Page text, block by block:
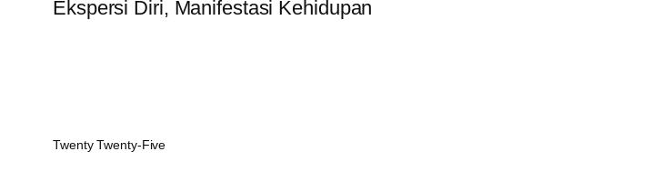
Ekspersi Diri, Manifestasi Kehidupan
Twenty Twenty-Five